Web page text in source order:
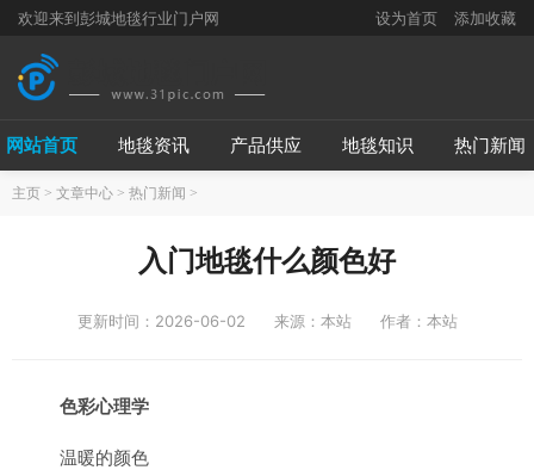
欢迎来到彭城地毯行业门户网 设为首页 添加收藏
网站首页 地毯资讯 产品供应 地毯知识 热门新闻
主页 > 文章中心 > 热门新闻 >
入门地毯什么颜色好
更新时间：2026-06-02 来源：本站 作者：本站
色彩心理学
温暖的颜色